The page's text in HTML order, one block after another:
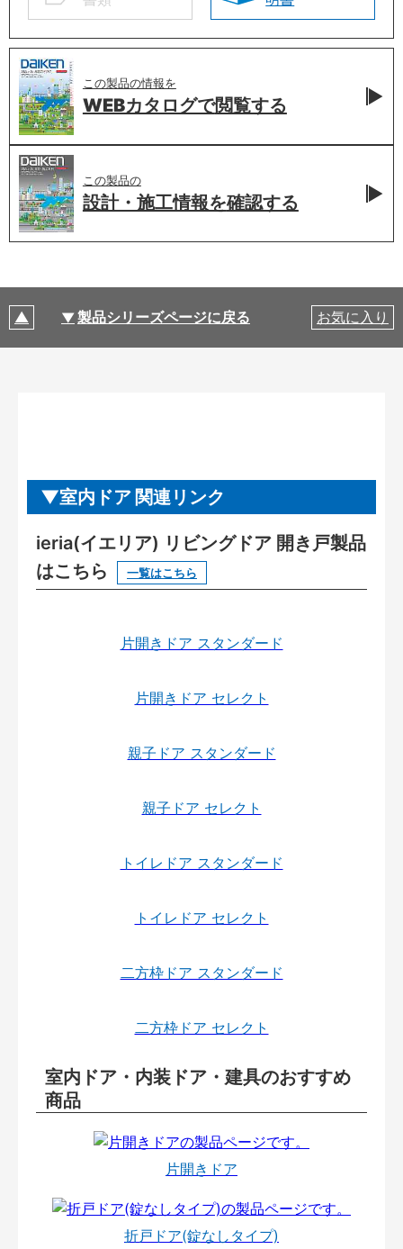
この製品の情報を
WEBカタログで閲覧する
この製品の
設計・施工情報を確認する
製品シリーズページに戻る お気に入り
室内ドア 関連リンク
ieria(イエリア) リビングドア 開き戸製品
はこちら
一覧はこちら
片開きドア スタンダード
片開きドア セレクト
親子ドア スタンダード
親子ドア セレクト
トイレドア スタンダード
トイレドア セレクト
二方枠ドア スタンダード
二方枠ドア セレクト
室内ドア・内装ドア・建具のおすすめ
商品
片開きドア
折戸ドア(錠なしタイプ)